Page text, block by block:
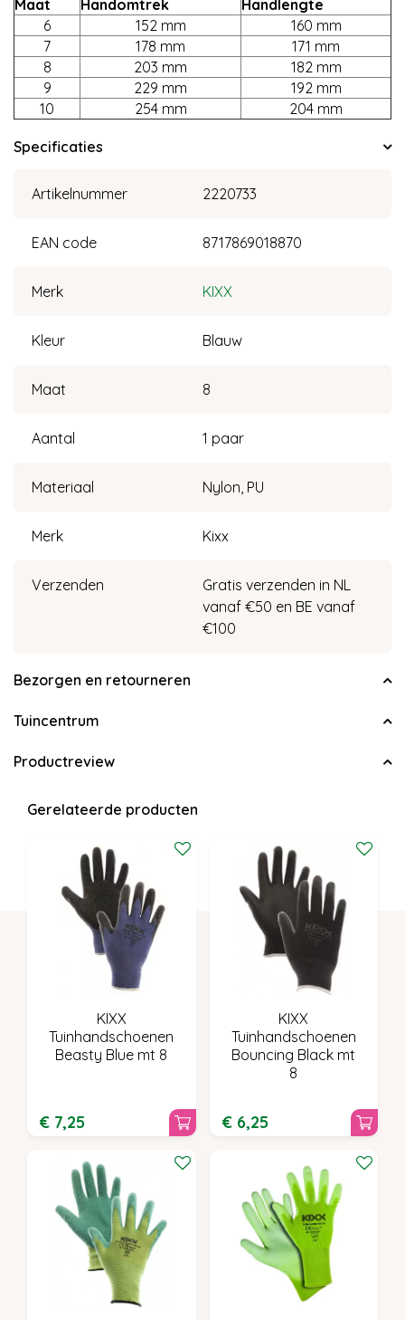
Maat Handomtrek
Handlengte
6
152 mm
160 mm
7
178 mm
171 mm
8
203 mm
182 mm
9
229 mm
192 mm
10
254 mm 204 mm
Specificaties
Artikelnummer 2220733
EAN code 8717869018870
Merk KIXX
Kleur Blauw
Maat 8
Aantal 1 paar
Materiaal Nylon, PU
Merk Kixx
Verzenden
Gratis verzenden in NL
vanaf €50 en BE vanaf
€100
Bezorgen en retourneren
Tuincentrum
Productreview
Gerelateerde producten
KIXX
Tuinhandschoenen
Beasty Blue mt 8
€ 7,25
KIXX
Tuinhandschoenen
Bouncing Black mt
8
€ 6,25